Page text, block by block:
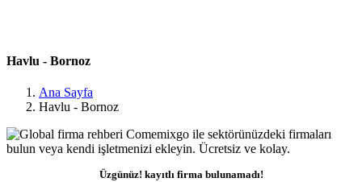
Havlu - Bornoz
Ana Sayfa
Havlu - Bornoz
Üzgünüz! kayıtlı firma bulunamadı!